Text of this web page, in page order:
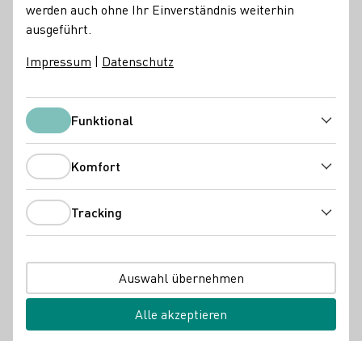
Pressemeldungen
Rund 80 Teilnehmende aus elf deutschen Anbaugebieten
kamen am 4. Juni in der Carl-Zuckmayer-Halle in
werden auch ohne Ihr Einverständnis weiterhin
ausgeführt.
Impressum | Datenschutz
FunktionalFunktional
Komfort
Tracking
Auswahl übernehmen
Alle akzeptieren